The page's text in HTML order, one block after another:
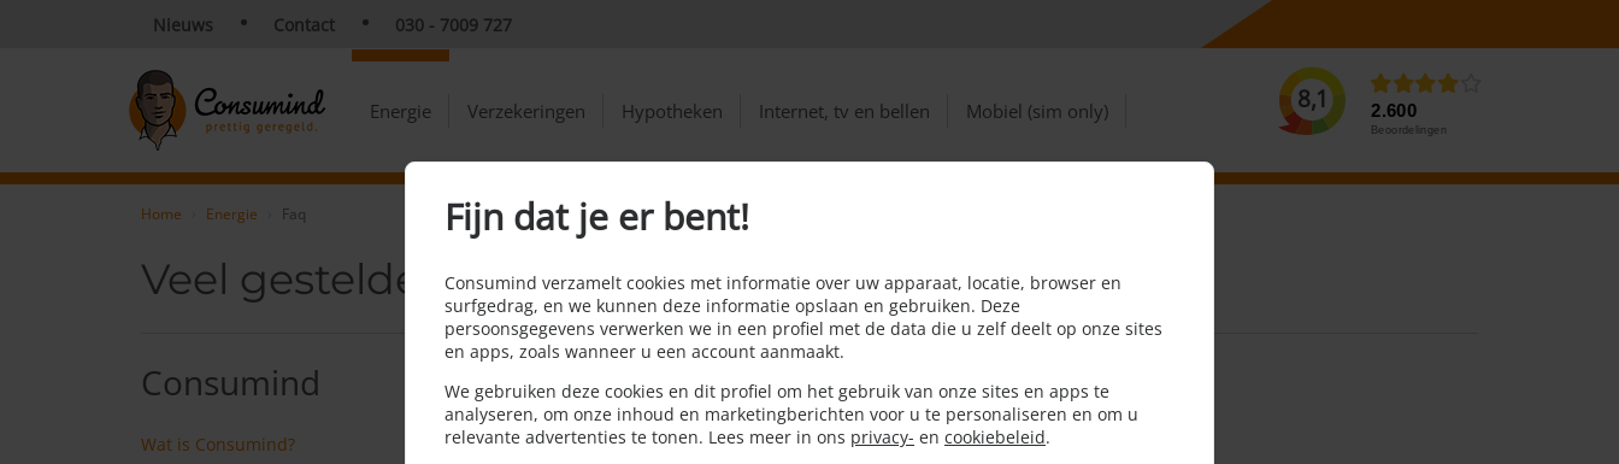
Nieuws Contact 030 - 7009 727
Energie Verzekeringen Hypotheken Internet, tv en bellen Mobiel (sim only) 8,1 2.600
Beoordelingen
Home Energie Faq
Veel gestelde vragen
Consumind
Wat is Consumind?
Fijn dat je er bent!
Consumind verzamelt cookies met informatie over uw apparaat, locatie, browser en
surfgedrag, en we kunnen deze informatie opslaan en gebruiken. Deze
persoonsgegevens verwerken we in een profiel met de data die u zelf deelt op onze sites
en apps, zoals wanneer u een account aanmaakt.
We gebruiken deze cookies en dit profiel om het gebruik van onze sites en apps te
analyseren, om onze inhoud en marketingberichten voor u te personaliseren en om u
relevante advertenties te tonen. Lees meer in ons privacy- en cookiebeleid.